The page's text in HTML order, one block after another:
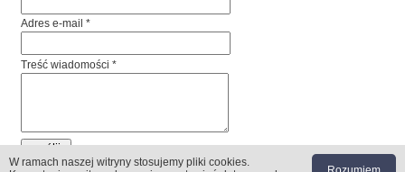
Adres e-mail *
Treść wiadomości *
W ramach naszej witryny stosujemy pliki cookies.